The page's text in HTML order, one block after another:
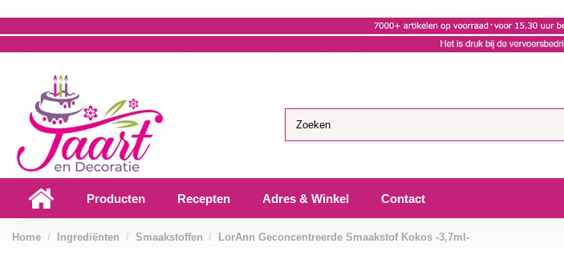
Producten Recepten Adres & Winkel Contact
Home Ingrediënten Smaakstoffen LorAnn Geconcentreerde Smaakstof Kokos -3,7ml-